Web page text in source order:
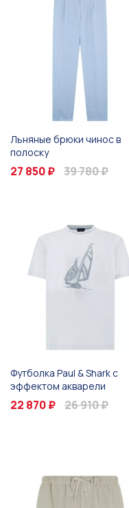
Льняные брюки чинос в
полоску
27 850 ₽ 39 780 ₽
Футболка Paul & Shark с
эффектом акварели
22 870 ₽ 26 910 ₽